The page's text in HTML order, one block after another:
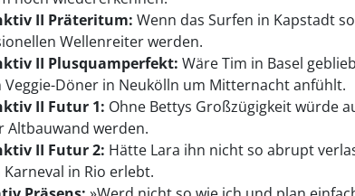
II Präteritum: Wenn das Surfen in Kapstadt
Wellenreiter werden.
II Plusquamperfekt: Wäre Tim in Basel
Veggie-Döner in Neukölln um Mitternacht anfühlt.
II Futur 1: Ohne Bettys Großzügigkeit würde
Altbauwand werden.
II Futur 2: Hätte Lara ihn nicht so abrupt
Karneval in Rio erlebt.